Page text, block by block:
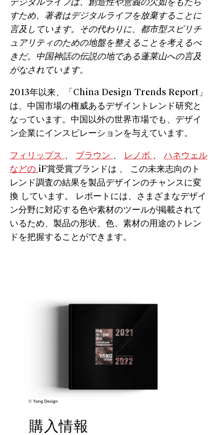
すため、著者はデジタルライフを放棄することに
言及しています。その代わりに、都市型スピリチ
ュアリティのための地盤を整えることを考えるべ
きだ。中国神話の伝説の地である蓬莱山への言及
がなされています。
2013年以来、「China Design Trends Report」
は、中国市場の権威あるデザイントレンド研究と
なっています。中国以外の世界市場でも、デザイ
ン企業にインスピレーションを与えています。
フィリップス 、 ブラウン 、 レノボ 、 ハネウェル
などの iF賞受賞ブランドは 、 この未来志向のト
レンド調査の結果を製品デザインのチャンスに変
換 しています。 レポートには、さまざまなデザイ
ン分野に対応する色や素材のツールが掲載されて
いるため、製品の形状、色、素材の用途のトレン
ドを把握することができます。
購入情報